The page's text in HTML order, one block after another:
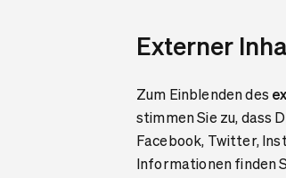
Externer
Zum Einblenden des
stimmen Sie zu, dass
Facebook, Twitter,
Informationen finden